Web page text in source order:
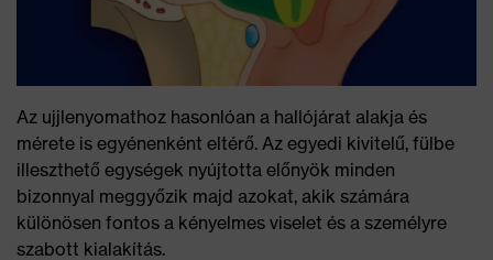
Az ujjlenyomathoz hasonlóan a hallójárat alakja és
mérete is egyénenként eltérő. Az egyedi kivitelű, fülbe
illeszthető egységek nyújtotta előnyök minden
bizonnyal meggyőzik majd azokat, akik számára
különösen fontos a kényelmes viselet és a személyre
szabott kialakítás.